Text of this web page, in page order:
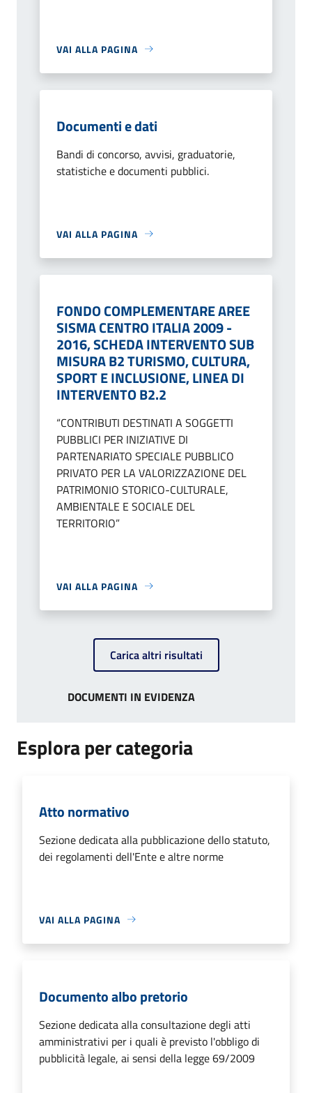
VAI ALLA PAGINA
Documenti e dati
Bandi di concorso, avvisi, graduatorie,
statistiche e documenti pubblici.
VAI ALLA PAGINA
FONDO COMPLEMENTARE AREE
SISMA CENTRO ITALIA 2009 -
2016, SCHEDA INTERVENTO SUB
MISURA B2 TURISMO, CULTURA,
SPORT E INCLUSIONE, LINEA DI
INTERVENTO B2.2
“CONTRIBUTI DESTINATI A SOGGETTI
PUBBLICI PER INIZIATIVE DI
PARTENARIATO SPECIALE PUBBLICO
PRIVATO PER LA VALORIZZAZIONE DEL
PATRIMONIO STORICO-CULTURALE,
AMBIENTALE E SOCIALE DEL
TERRITORIO”
VAI ALLA PAGINA
Carica altri risultati
DOCUMENTI IN EVIDENZA
Esplora per categoria
Atto normativo
Sezione dedicata alla pubblicazione dello statuto,
dei regolamenti dell'Ente e altre norme
VAI ALLA PAGINA
Documento albo pretorio
Sezione dedicata alla consultazione degli atti
amministrativi per i quali è previsto l'obbligo di
pubblicità legale, ai sensi della legge 69/2009